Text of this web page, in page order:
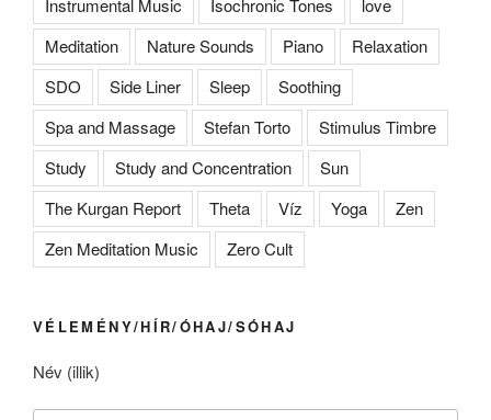
Instrumental Music Isochronic Tones
love
Meditation
Nature Sounds Piano
Relaxation
SDO
Side Liner Sleep
Soothing
Spa and Massage
Stefan Torto
Stimulus Timbre
Study
Study and Concentration
Sun
The Kurgan Report
Theta Víz Yoga
Zen
Zen Meditation Music
Zero Cult
VÉLEMÉNY/HÍR/ÓHAJ/SÓHAJ
Név (illik)